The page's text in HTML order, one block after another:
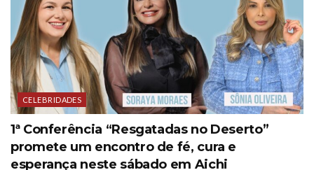
CELEBRIDADES
1ª Conferência “Resgatadas no Deserto”
promete um encontro de fé, cura e
esperança neste sábado em Aichi